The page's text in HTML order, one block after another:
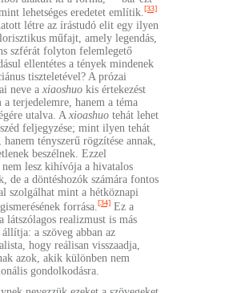
lehetséges eredetet említik.[33]
létre az írástudó elit egy ilyen
műfajt, amely legendás,
szférát folyton felemlegető
ellentétes a tények mindenek
tiszteletével? A prózai
neve a xiaoshuo kis értekezést
a terjedelemre, hanem a téma
utalva. A xioashuo tehát lehet
feljegyzése; mint ilyen tehát
tényszerű rögzítése annak,
beszélnek. Ezzel
nem lesz kihívója a hivatalos
de a döntéshozók számára fontos
szolgálhat mint a hétköznapi
forrása. [34] Ez a
látszólagos realizmust is más
a szöveg abban az
hogy reálisan visszaadja,
azok, akik különben nem
gondolkodásra.